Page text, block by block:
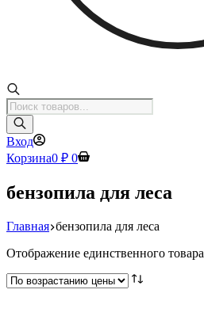
Поиск
товаров
Вход
Корзина0 ₽ 0
бензопила для леса
Главная бензопила для леса
Отображение единственного товара